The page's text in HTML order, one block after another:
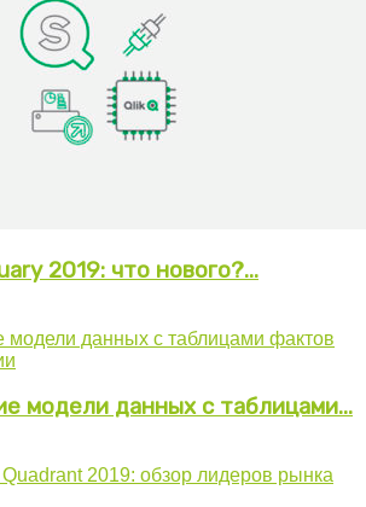
2019: что нового?...
модели данных с таблицами...